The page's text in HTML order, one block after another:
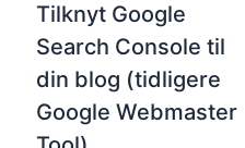
Tilknyt Google
Search Console til
din blog (tidligere
Google Webmaster